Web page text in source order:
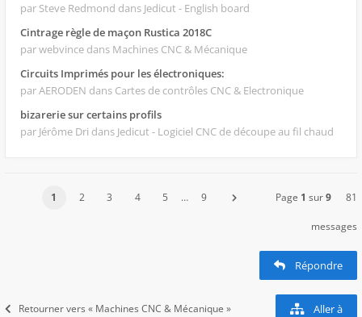
par Steve Redmond dans Jedicut - English board
Cintrage règle de maçon Rustica 2018C
par webvince dans Machines CNC & Mécanique
Circuits Imprimés pour les électroniques:
par AERODEN dans Cartes de contrôles CNC & Electronique
bizarerie sur certains profils
par Jérôme Dri dans Jedicut - Logiciel CNC de découpe au fil chaud
1 2 3 4 5 … 9 Page 1 sur9 81
messages
Répondre
Retourner vers « Machines CNC & Mécanique » Aller à